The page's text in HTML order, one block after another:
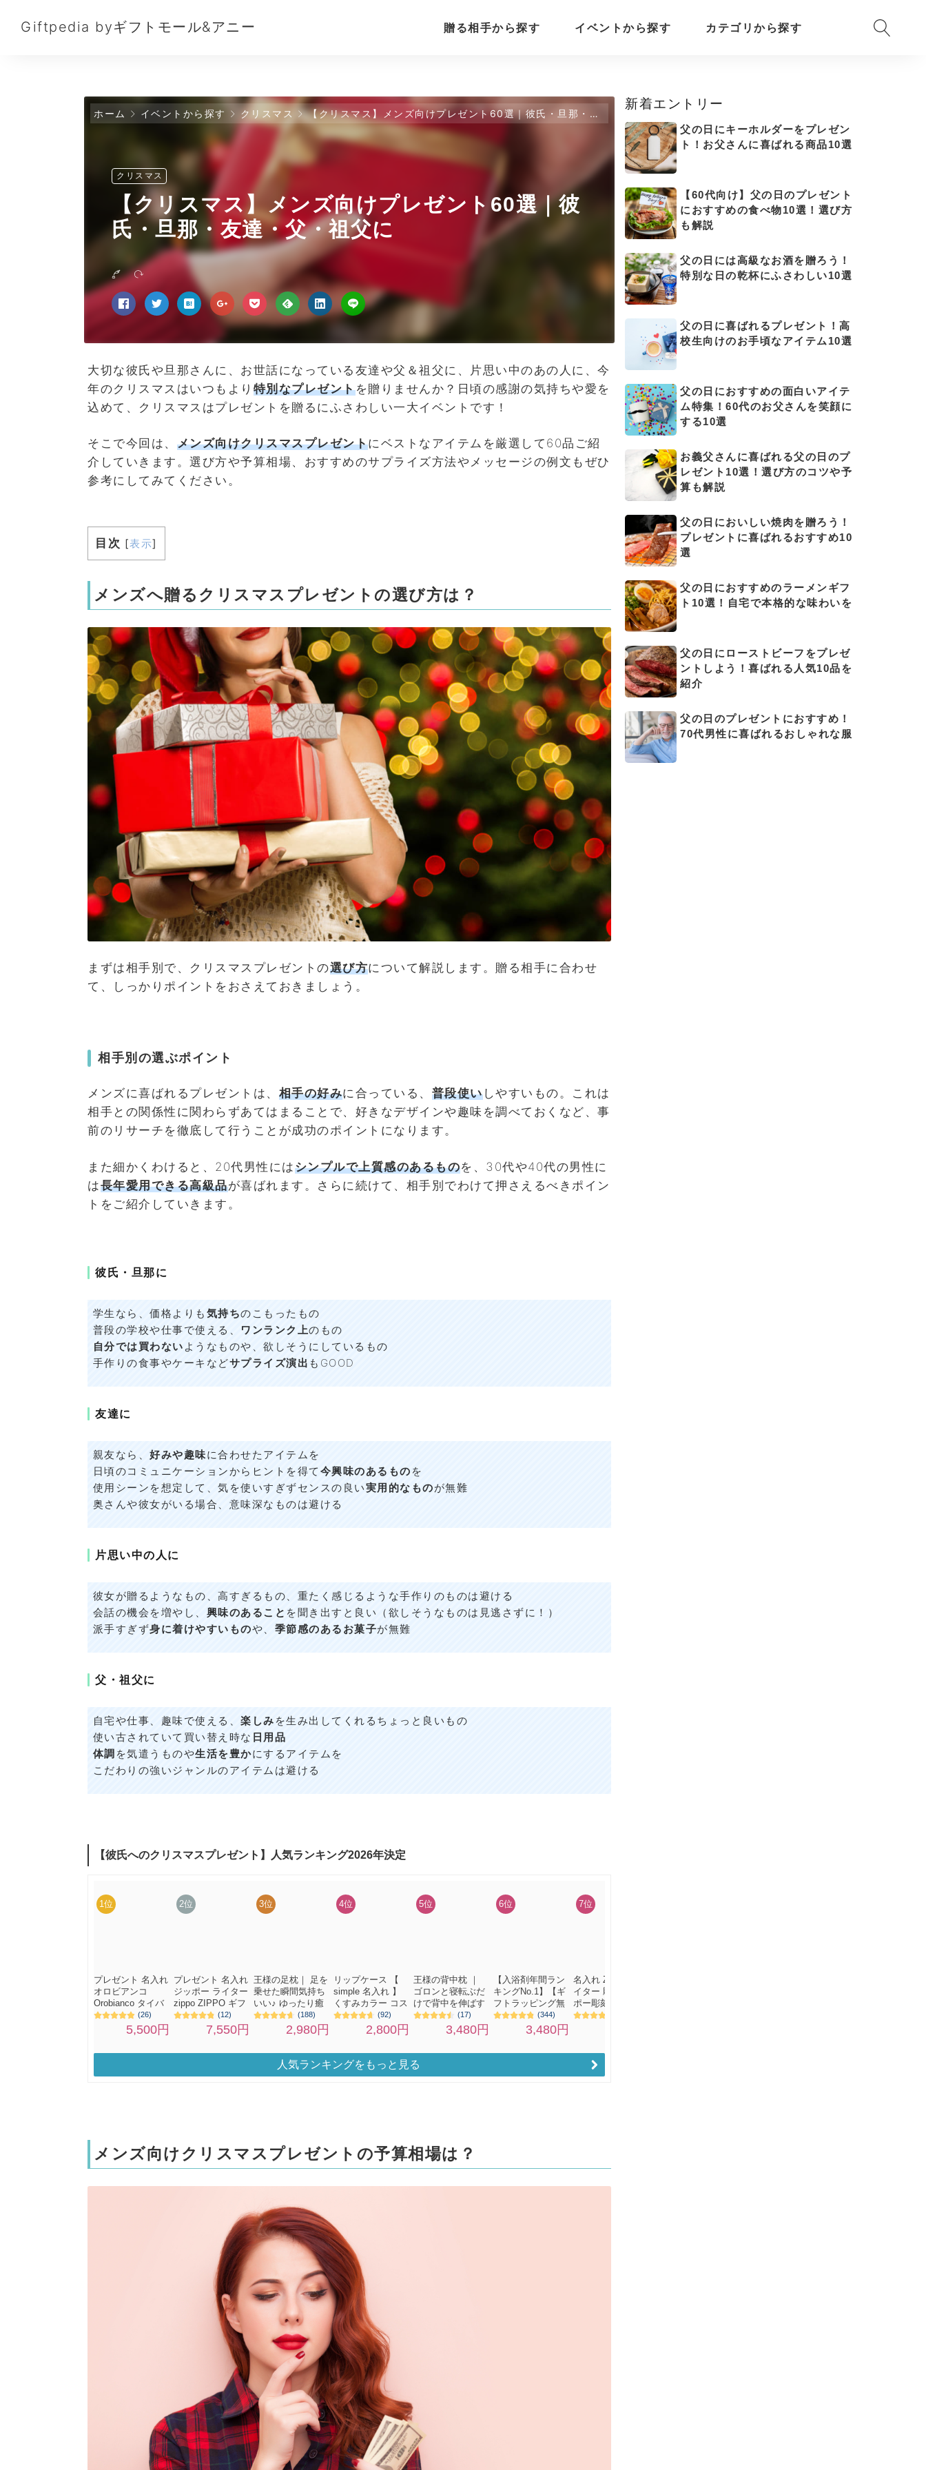
Giftpedia byギフトモール&アニー 贈る相手から探す イベントから探す カテゴリから探す
ホーム イベントから探す クリスマス 【クリスマス】メンズ向けプレゼント60選｜彼氏・旦那・友達・父・祖父に
クリスマス
【クリスマス】メンズ向けプレゼント60選｜彼
氏・旦那・友達・父・祖父に
大切な彼氏や旦那さんに、お世話になっている友達や父＆祖父に、片思い中のあの人に、今
年のクリスマスはいつもより 特別なプレゼントを贈りませんか？日頃の感謝の気持ちや愛を
込めて、クリスマスはプレゼントを贈るにふさわしい一大イベントです！
そこで今回は、 メンズ向けクリスマスプレゼントにベストなアイテムを厳選して60品ご紹
介していきます。選び方や予算相場、おすすめのサプライズ方法やメッセージの例文もぜひ
参考にしてみてください。
目次 [表示]
メンズへ贈るクリスマスプレゼントの選び方は？
まずは相手別で、クリスマスプレゼントの選び方について解説します。贈る相手に合わせ
て、しっかりポイントをおさえておきましょう。
相手別の選ぶポイント
メンズに喜ばれるプレゼントは、 相手の好みに合っている、 普段使いしやすいもの。これは
相手との関係性に関わらずあてはまることで、好きなデザインや趣味を調べておくなど、事
前のリサーチを徹底して行うことが成功のポイントになります。
また細かくわけると、20代男性にはシンプルで上質感のあるものを、30代や40代の男性に
は長年愛用できる高級品が喜ばれます。さらに続けて、相手別でわけて押さえるべきポイン
トをご紹介していきます。
彼氏・旦那に
学生なら、価格よりも 気持ちのこもったもの
普段の学校や仕事で使える、
ワンランク上のもの
自分では買わない ようなものや、欲しそうにしているもの
手作りの食事やケーキなどサプライズ演出 もGOOD
友達に
親友なら、 好みや趣味に合わせたアイテムを
日頃のコミュニケーションからヒントを得て 今興味のあるもの を
使用シーンを想定して、気を使いすぎずセンスの良い実用的なものが無難
奥さんや彼女がいる場合、意味深なものは避ける
片思い中の人に
彼女が贈るようなもの、高すぎるもの、重たく感じるような手作りのものは避ける
会話の機会を増やし、 興味のあること を聞き出すと良い（欲しそうなものは見逃さずに！）
派手すぎず身に着けやすいものや、 季節感のあるお菓子が無難
父・祖父に
自宅や仕事、趣味で使える、 楽しみを生み出してくれるちょっと良いもの
使い古されていて買い替え時な 日用品
体調 を気遣うものや生活を豊かにするアイテムを
こだわりの強いジャンルのアイテムは避ける
人気ランキングをもっと見る
メンズ向けクリスマスプレゼントの予算相場は？
新着エントリー
父の日にキーホルダーをプレゼン
ト！お父さんに喜ばれる商品10選
【60代向け】父の日のプレゼント
におすすめの食べ物10選！選び方
も解説
父の日には高級なお酒を贈ろう！
特別な日の乾杯にふさわしい10選
父の日に喜ばれるプレゼント！高
校生向けのお手頃なアイテム10選
父の日におすすめの面白いアイテ
ム特集！60代のお父さんを笑顔に
する10選
お義父さんに喜ばれる父の日のプ
レゼント10選！選び方のコツや予
算も解説
父の日においしい焼肉を贈ろう！
プレゼントに喜ばれるおすすめ10
選
父の日におすすめのラーメンギフ
ト10選！自宅で本格的な味わいを
父の日にローストビーフをプレゼ
ントしよう！喜ばれる人気10品を
紹介
父の日のプレゼントにおすすめ！
70代男性に喜ばれるおしゃれな服